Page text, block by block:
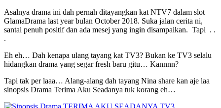
Asalnya drama ini dah pernah ditayangkan kat NTV7 dalam slot
GlamaDrama last year bulan October 2018. Suka jalan cerita ni,
santai penuh positif dan ada mesej yang ingin disampaikan. Tapi . .
.
Eh eh… Dah kenapa ulang tayang kat TV3? Bukan ke TV3 selalu
hidangkan drama yang segar fresh baru gitu… Kannnn?
Tapi tak per laaa… Alang-alang dah tayang Nina share kan aje laa
sinopsis Drama Terima Aku Seadanya tuk korang eh…